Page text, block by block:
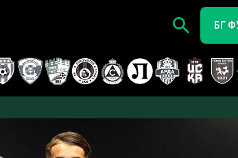
БГ